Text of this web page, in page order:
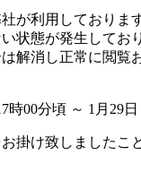
が利用しており
状態が発生してお
解消し正常に閲覧
時00分頃 ～ 1月29
掛け致しましたこ